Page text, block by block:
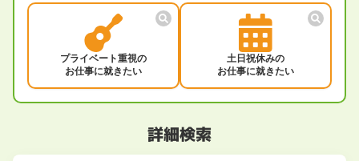
プライベート重視の
お仕事に就きたい
土日祝休みの
お仕事に就きたい
詳細検索